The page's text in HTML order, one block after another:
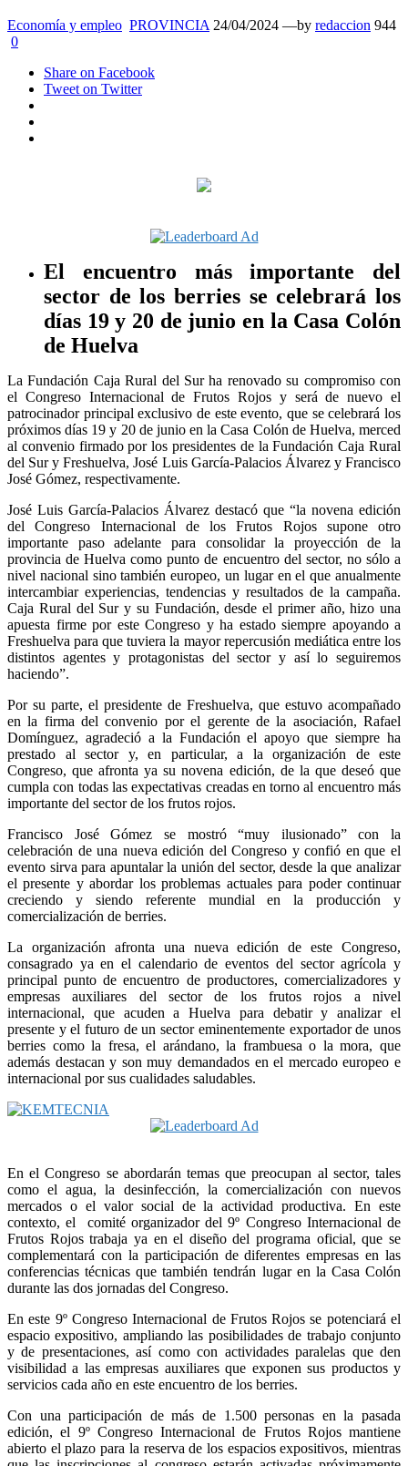
Economía y empleo PROVINCIA Posted
24/04/2024 —by redaccion 944
0
Share on Facebook
Tweet on Twitter
El encuentro más importante del
sector de los berries se celebrará los
días 19 y 20 de junio en la Casa Colón
de Huelva
La Fundación Caja Rural del Sur ha renovado su compromiso con
el Congreso Internacional de Frutos Rojos y será de nuevo el
patrocinador principal exclusivo de este evento, que se celebrará los
próximos días 19 y 20 de junio en la Casa Colón de Huelva, merced
al convenio firmado por los presidentes de la Fundación Caja Rural
del Sur y Freshuelva, José Luis García-Palacios Álvarez y Francisco
José Gómez, respectivamente.
José Luis García-Palacios Álvarez destacó que “la novena edición
del Congreso Internacional de los Frutos Rojos supone otro
importante paso adelante para consolidar la proyección de la
provincia de Huelva como punto de encuentro del sector, no sólo a
nivel nacional sino también europeo, un lugar en el que anualmente
intercambiar experiencias, tendencias y resultados de la campaña.
Caja Rural del Sur y su Fundación, desde el primer año, hizo una
apuesta firme por este Congreso y ha estado siempre apoyando a
Freshuelva para que tuviera la mayor repercusión mediática entre los
distintos agentes y protagonistas del sector y así lo seguiremos
haciendo”.
Por su parte, el presidente de Freshuelva, que estuvo acompañado
en la firma del convenio por el gerente de la asociación, Rafael
Domínguez, agradeció a la Fundación el apoyo que siempre ha
prestado al sector y, en particular, a la organización de este
Congreso, que afronta ya su novena edición, de la que deseó que
cumpla con todas las expectativas creadas en torno al encuentro más
importante del sector de los frutos rojos.
Francisco José Gómez se mostró “muy ilusionado” con la
celebración de una nueva edición del Congreso y confió en que el
evento sirva para apuntalar la unión del sector, desde la que analizar
el presente y abordar los problemas actuales para poder continuar
creciendo y siendo referente mundial en la producción y
comercialización de berries.
La organización afronta una nueva edición de este Congreso,
consagrado ya en el calendario de eventos del sector agrícola y
principal punto de encuentro de productores, comercializadores y
empresas auxiliares del sector de los frutos rojos a nivel
internacional, que acuden a Huelva para debatir y analizar el
presente y el futuro de un sector eminentemente exportador de unos
berries como la fresa, el arándano, la frambuesa o la mora, que
además destacan y son muy demandados en el mercado europeo e
internacional por sus cualidades saludables.
En el Congreso se abordarán temas que preocupan al sector, tales
como el agua, la desinfección, la comercialización con nuevos
mercados o el valor social de la actividad productiva.En este
contexto, el comité organizador del 9º Congreso Internacional de
Frutos Rojos trabaja ya en el diseño del programa oficial, que se
complementará con la participación de diferentes empresas en las
conferencias técnicas que también tendrán lugar en la Casa Colón
durante las dos jornadas del Congreso.
En este 9º Congreso Internacional de Frutos Rojos se potenciará el
espacio expositivo, ampliando las posibilidades de trabajo conjunto
y de presentaciones, así como con actividades paralelas que den
visibilidad a las empresas auxiliares que exponen sus productos y
servicios cada año en este encuentro de los berries.
Con una participación de más de 1.500 personas en la pasada
edición, el 9º Congreso Internacional de Frutos Rojos mantiene
abierto el plazo para la reserva de los espacios expositivos, mientras